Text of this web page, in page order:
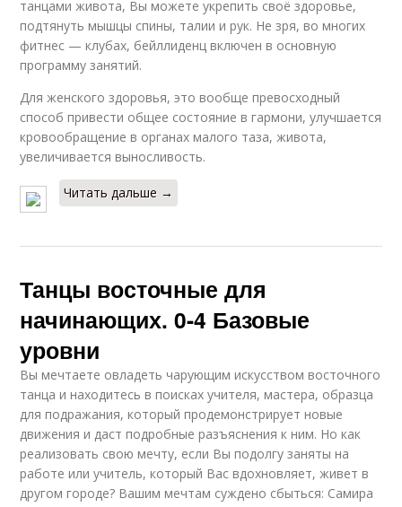
танцами живота, Вы можете укрепить своё здоровье,
подтянуть мышцы спины, талии и рук. Не зря, во многих
фитнес — клубах, бейллиденц включен в основную
программу занятий.
Для женского здоровья, это вообще превосходный
способ привести общее состояние в гармони, улучшается
кровообращение в органах малого таза, живота,
увеличивается выносливость.
Читать дальше →
Танцы восточные для
начинающих. 0-4 Базовые
уровни
Вы мечтаете овладеть чарующим искусством восточного
танца и находитесь в поисках учителя, мастера, образца
для подражания, который продемонстрирует новые
движения и даст подробные разъяснения к ним. Но как
реализовать свою мечту, если Вы подолгу заняты на
работе или учитель, который Вас вдохновляет, живет в
другом городе? Вашим мечтам суждено сбыться: Самира